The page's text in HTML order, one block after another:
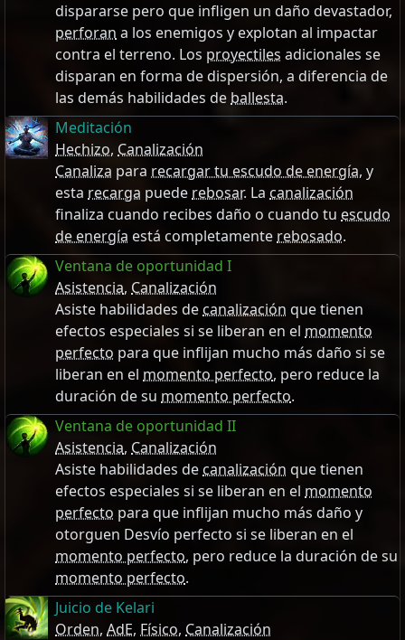
dispararse pero que infligen un daño devastador,
perforan a los enemigos y explotan al impactar
contra el terreno. Los proyectiles adicionales se
disparan en forma de dispersión, a diferencia de
las demás habilidades de ballesta.
Meditación
Hechizo, Canalización
Canaliza para recargar tu escudo de energía, y
esta recarga puede rebosar. La canalización
finaliza cuando recibes daño o cuando tu escudo
de energía está completamente rebosado.
Ventana de oportunidad I
Asistencia, Canalización
Asiste habilidades decanalización que tienen
efectos especiales si se liberan en el momento
perfecto para que inflijan mucho más daño si se
liberan en el momento perfecto, pero reduce la
duración de su momento perfecto.
Ventana de oportunidad II
Asistencia, Canalización
Asiste habilidades decanalización que tienen
efectos especiales si se liberan en el momento
perfecto para que inflijan mucho más daño y
otorguen Desvío perfecto si se liberan en el
momento perfecto, pero reduce la duración de su
momento perfecto.
Juicio de Kelari
Orden, AdE, Físico, Canalización